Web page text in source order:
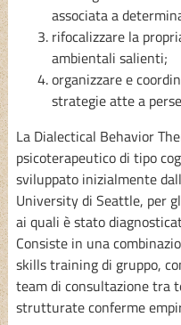
associata a
rifocalizzare la
ambientali salienti;
organizzare e
strategie atte a
La Dialectical Behavior
psicoterapeutico di tipo
sviluppato inizialmente
University di Seattle, per
ai quali è stato
Consiste in una
skills training di gruppo,
team di consultazione tra
strutturate conferme